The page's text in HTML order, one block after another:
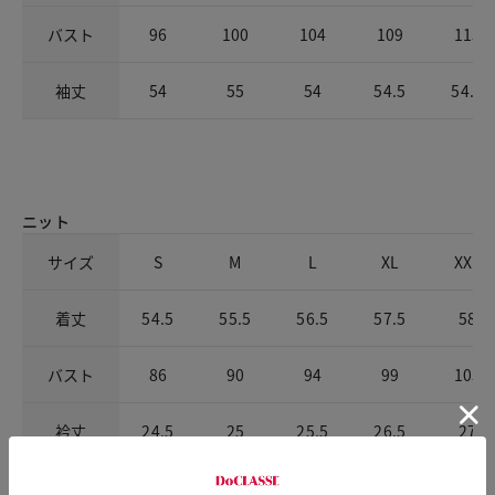
バスト 96 100 104 109 115
袖丈 54 55 54 54.5 54.5
ニット
サイズ
S M L XL XXL
着丈 54.5 55.5 56.5 57.5 58
バスト 86 90 94 99 105
衿丈 24.5 25 25.5 26.5 27